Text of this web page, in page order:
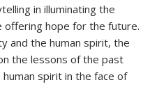
in illuminating the
hope for the future.
and the human spirit, the
the lessons of the past
spirit in the face of